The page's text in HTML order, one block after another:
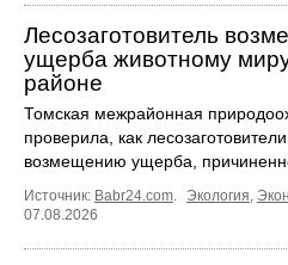
Лесозаготовитель
ущерба животному
районе
Томская межрайонная
проверила, как
возмещению ущерба,
Источник: Babr24.com. Экология,
07.08.2026